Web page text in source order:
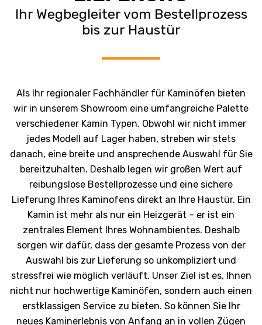
Ihr Wegbegleiter vom Bestellprozess
bis zur Haustür
Als Ihr regionaler Fachhändler für Kaminöfen bieten
wir in unserem Showroom eine umfangreiche Palette
verschiedener Kamin Typen. Obwohl wir nicht immer
jedes Modell auf Lager haben, streben wir stets
danach, eine breite und ansprechende Auswahl für Sie
bereitzuhalten. Deshalb legen wir großen Wert auf
reibungslose Bestellprozesse und eine sichere
Lieferung Ihres Kaminofens direkt an Ihre Haustür. Ein
Kamin ist mehr als nur ein Heizgerät – er ist ein
zentrales Element Ihres Wohnambientes. Deshalb
sorgen wir dafür, dass der gesamte Prozess von der
Auswahl bis zur Lieferung so unkompliziert und
stressfrei wie möglich verläuft. Unser Ziel ist es, Ihnen
nicht nur hochwertige Kaminöfen, sondern auch einen
erstklassigen Service zu bieten. So können Sie Ihr
neues Kaminerlebnis von Anfang an in vollen Zügen